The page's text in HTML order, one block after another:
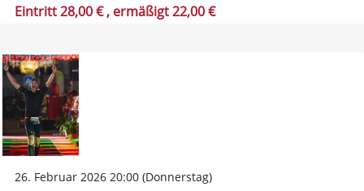
Eintritt 28,00 €, ermäßigt 22,00 €
26. Februar 2026 20:00 (Donnerstag)